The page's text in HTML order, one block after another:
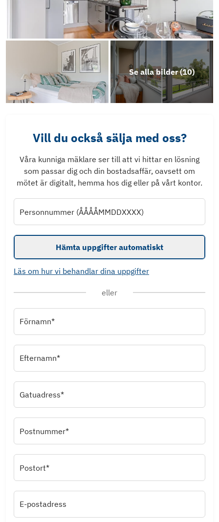
Se alla bilder (10)
Vill du också sälja med oss?
Våra kunniga mäklare ser till att vi hittar en lösning
som passar dig och din bostadsaffär, oavsett om
mötet är digitalt, hemma hos dig eller på vårt kontor.
Personnummer (ÅÅÅÅMMDDXXXX)
Hämta uppgifter automatiskt
Läs om hur vi behandlar dina uppgifter
eller
Förnamn*
Efternamn*
Gatuadress*
Postnummer*
Postort*
E-postadress